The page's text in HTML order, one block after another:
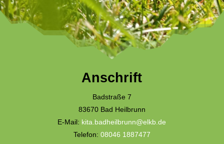
Anschrift
Badstraße 7
83670 Bad Heilbrunn
E-Mail: kita.badheilbrunn@elkb.de
Telefon: 08046 1887477